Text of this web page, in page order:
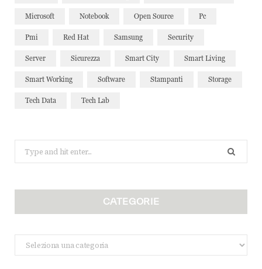
Microsoft Notebook Open Source Pc
Pmi Red Hat Samsung Security
Server Sicurezza Smart City Smart Living
Smart Working Software Stampanti Storage
Tech Data Tech Lab
for:
CATEGORIE
Categorie